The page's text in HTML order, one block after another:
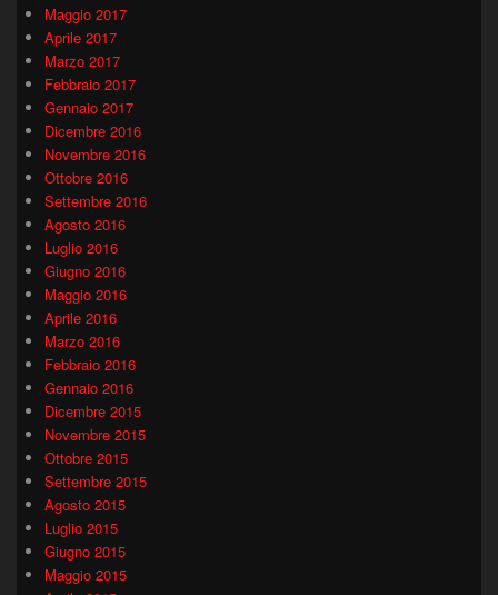
Maggio 2017
Aprile 2017
Marzo 2017
Febbraio 2017
Gennaio 2017
Dicembre 2016
Novembre 2016
Ottobre 2016
Settembre 2016
Agosto 2016
Luglio 2016
Giugno 2016
Maggio 2016
Aprile 2016
Marzo 2016
Febbraio 2016
Gennaio 2016
Dicembre 2015
Novembre 2015
Ottobre 2015
Settembre 2015
Agosto 2015
Luglio 2015
Giugno 2015
Maggio 2015